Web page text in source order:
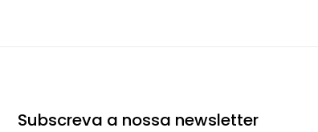
Subscreva a nossa newsletter